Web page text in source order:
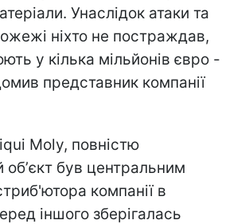
Унаслідок атаки та
ніхто не постраждав,
у кілька мільйонів євро -
представник компанії
Moly, повністю
обʼєкт був центральним
компанії в
іншого зберігалась